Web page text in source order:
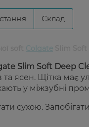
Склад
Colgate
Slim Soft Deep
ясен. Щітка має
у міжзубні
сухою.